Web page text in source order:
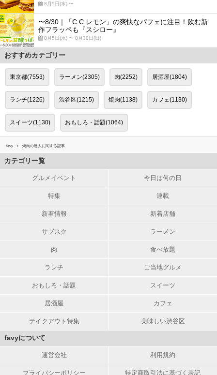
8月5日(水) 〜
〜8/30｜「C.C.レモン」の爽快なパフェに注目！飲む新
作フラッペも『スシロー』
8月5日(水) 〜 8月30日(日)
おすすめカテゴリー
東京都(7553) ラーメン(2305) 肉(2252) 居酒屋(1804)
ランチ(1226) 渋谷区(1215) 焼肉(1138) カフェ(1130)
スイーツ(1130) おもしろ・話題(1064)
favy 焼肉の達人に関する記事
カテゴリ一覧
グルメイベント 今日は何の日
特集 連載
新着情報 新着店舗
サブスク ラーメン
肉 食べ放題
ランチ ご当地グルメ
おもしろ・話題 スイーツ
居酒屋 カフェ
テイクアウト特集 美味しい渋谷区
favyについて
運営会社 利用規約
プライバシーポリシー 特定商取引法に基づく表記